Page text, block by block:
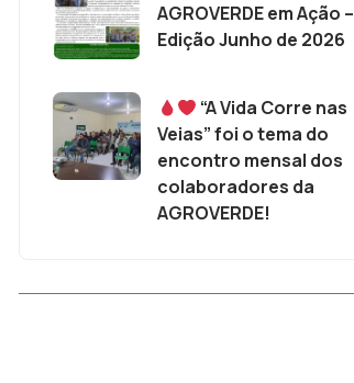
AGROVERDE em Ação –
Edição Junho de 2026
“A Vida Corre nas
Veias” foi o tema do
encontro mensal dos
colaboradores da
AGROVERDE!